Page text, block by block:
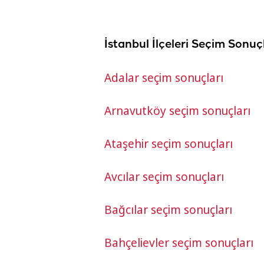
İstanbul İlçeleri Seçim
Adalar seçim sonuçları
Arnavutköy seçim sonuçları
Ataşehir seçim sonuçları
Avcılar seçim sonuçları
Bağcılar seçim sonuçları
Bahçelievler seçim sonuçları